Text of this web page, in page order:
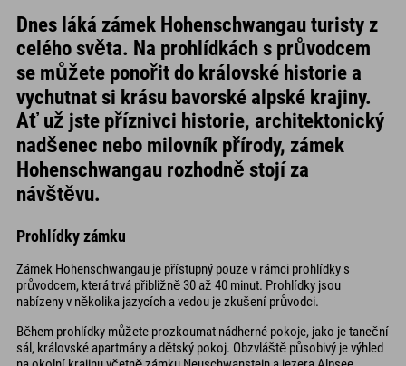
Dnes láká zámek Hohenschwangau turisty z
celého světa. Na prohlídkách s průvodcem
se můžete ponořit do královské historie a
vychutnat si krásu bavorské alpské krajiny.
Ať už jste příznivci historie, architektonický
nadšenec nebo milovník přírody, zámek
Hohenschwangau rozhodně stojí za
návštěvu.
Prohlídky zámku
Zámek Hohenschwangau je přístupný pouze v rámci prohlídky s
průvodcem, která trvá přibližně 30 až 40 minut. Prohlídky jsou
nabízeny v několika jazycích a vedou je zkušení průvodci.
Během prohlídky můžete prozkoumat nádherné pokoje, jako je taneční
sál, královské apartmány a dětský pokoj. Obzvláště působivý je výhled